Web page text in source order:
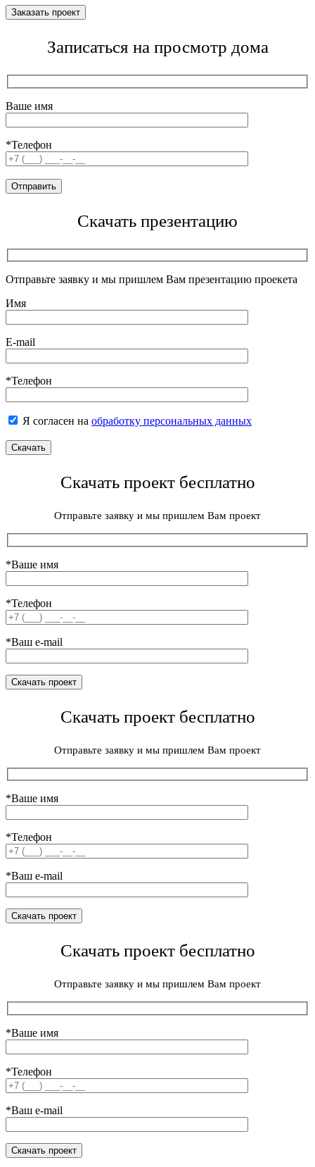
Записаться на просмотр дома
Ваше имя
*Телефон
Скачать презентацию
Отправьте заявку и мы пришлем Вам презентацию проекета
Имя
E-mail
*Телефон
Я согласен на обработку персональных данных
Скачать проект бесплатно
Отправьте заявку и мы пришлем Вам проект
*Ваше имя
*Телефон
*Ваш e-mail
Скачать проект бесплатно
Отправьте заявку и мы пришлем Вам проект
*Ваше имя
*Телефон
*Ваш e-mail
Скачать проект бесплатно
Отправьте заявку и мы пришлем Вам проект
*Ваше имя
*Телефон
*Ваш e-mail